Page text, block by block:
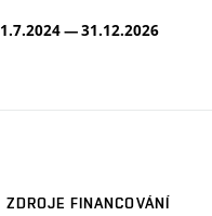
1.7.2024 — 31.12.2026
ZDROJE FINANCOVÁNÍ